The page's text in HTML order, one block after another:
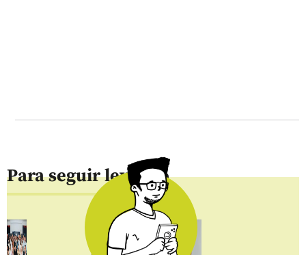
Para seguir leyendo